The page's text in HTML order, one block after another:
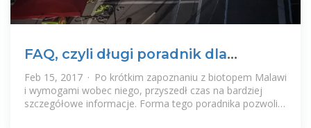
FAQ, czyli długi poradnik dla
początkujących
Feb 15, 2017 · Po krótkim zapoznaniu z biotopem Malawi
i wymogami wobec niego, przyszedł czas na bardziej
szczegółowe informacje. Forma tego poradnika pozwoli